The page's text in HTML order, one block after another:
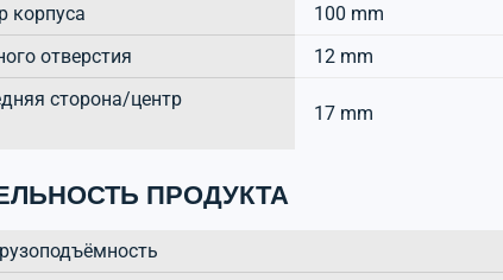
корпуса
100 mm
отверстия
12 mm
сторона/центр
17 mm
ПРОДУКТА